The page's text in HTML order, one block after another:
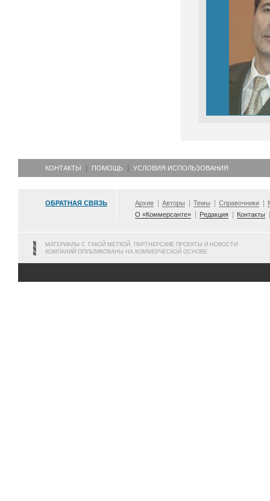
КОНТАКТЫ ПОМОЩЬ УСЛОВИЯ ИСПОЛЬЗОВАНИЯ
ОБРАТНАЯ СВЯЗЬ Архив Авторы Темы Справочники
О «Коммерсанте»
Редакция Контакты
МАТЕРИАЛЫ С ТАКОЙ МЕТКОЙ, ПАРТНЕРСКИЕ ПРОЕКТЫ И НОВОСТИ
КОМПАНИЙ ОПУБЛИКОВАНЫ НА КОММЕРЧЕСКОЙ ОСНОВЕ